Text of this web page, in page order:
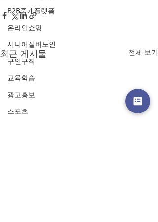
B2B중개플랫폼
온라인쇼핑
시니어실버노인
구인구직
교육학습
광고홍보
스포츠
최근 게시물 전체 보기